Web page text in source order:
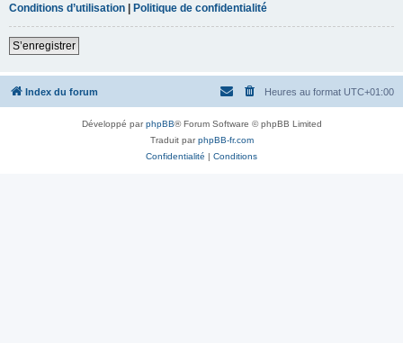
Conditions d’utilisation | Politique de confidentialité
S’enregistrer
Index du forum Heures au format UTC+01:00
Développé parphpBB® Forum Software © phpBB Limited
Traduit parphpBB-fr.com
Confidentialité | Conditions